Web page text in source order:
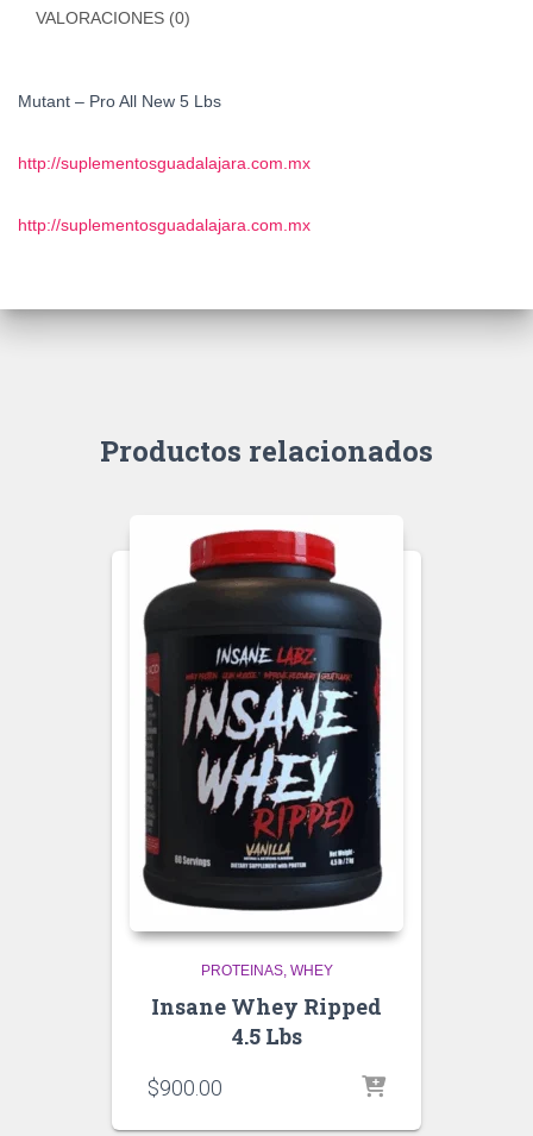
VALORACIONES (0)
Mutant – Pro All New 5 Lbs
http://suplementosguadalajara.com.mx
http://suplementosguadalajara.com.mx
Productos relacionados
PROTEINAS WHEY
Insane Whey Ripped
4.5 Lbs
$900.00